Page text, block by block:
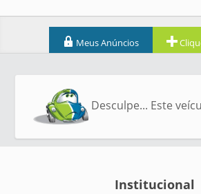
Meus Anúncios
Desculpe... Este
Institucional